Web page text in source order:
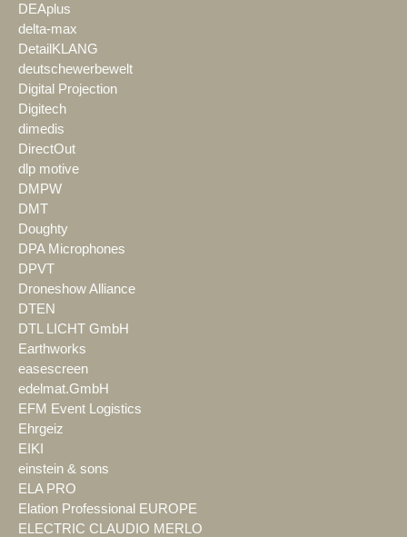
DEAplus
delta-max
DetailKLANG
deutschewerbewelt
Digital Projection
Digitech
dimedis
DirectOut
dlp motive
DMPW
DMT
Doughty
DPA Microphones
DPVT
Droneshow Alliance
DTEN
DTL LICHT GmbH
Earthworks
easescreen
edelmat.GmbH
EFM Event Logistics
Ehrgeiz
EIKI
einstein & sons
ELA PRO
Elation Professional EUROPE
ELECTRIC CLAUDIO MERLO